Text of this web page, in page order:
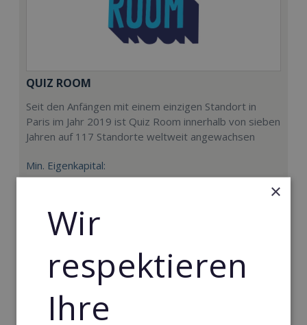
QUIZ ROOM
Seit den Anfängen mit einem einzigen Standort in
Paris im Jahr 2019 ist Quiz Room innerhalb von sieben
Jahren auf 117 Standorte weltweit angewachsen
Min. Eigenkapital:
40.000€
×
Wir
respektieren
Ihre